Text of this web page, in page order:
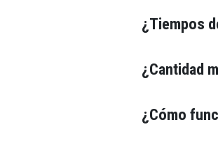
¿Tiempos
¿Cantidad
¿Cómo